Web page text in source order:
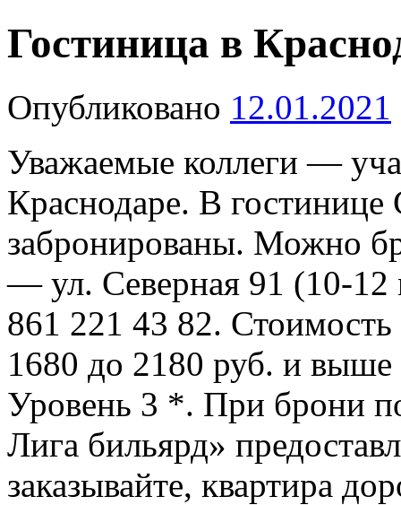
Гостиница в
Опубликовано 12.01.2021
Уважаемые коллеги —
Краснодаре. В гостинице
забронированы. Можно
— ул. Северная 91 (10-12
861 221 43 82.
1680 до 2180 руб. и выше
Уровень 3 *. При брони
Лига бильярд»
заказывайте, квартира